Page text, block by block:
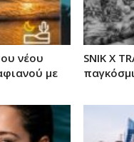
νέου
με
SNIK X